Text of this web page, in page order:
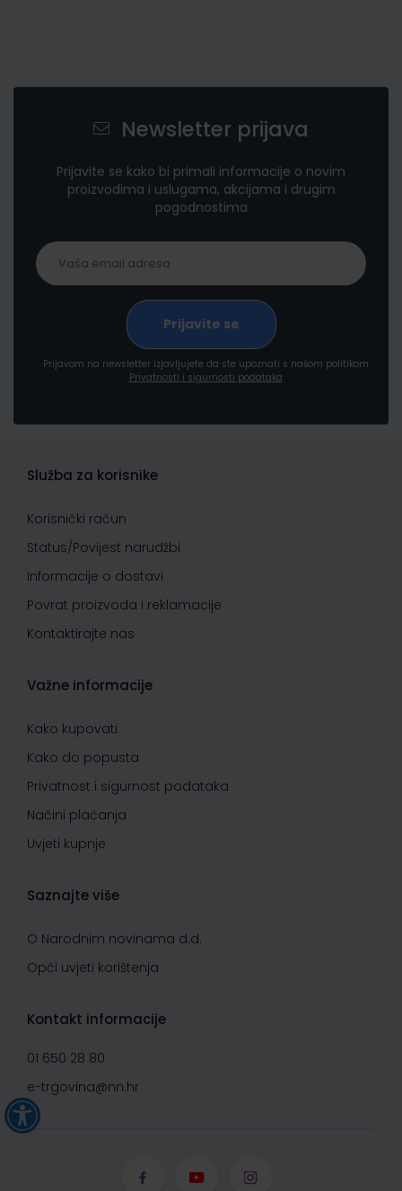
Newsletter prijava
Prijavite se kako bi primali informacije o novim
proizvodima i uslugama, akcijama i drugim
pogodnostima
Prijavom na newsletter izjavljujete da ste upoznati s našom politikom
Privatnosti i sigurnosti podataka
Služba za korisnike
Korisnički račun
Status/Povijest narudžbi
Informacije o dostavi
Povrat proizvoda i reklamacije
Kontaktirajte nas
Važne informacije
Kako kupovati
Kako do popusta
Privatnost i sigurnost podataka
Načini plaćanja
Uvjeti kupnje
Saznajte više
O Narodnim novinama d.d.
Opći uvjeti korištenja
Kontakt informacije
01 650 28 80
e-trgovina@nn.hr